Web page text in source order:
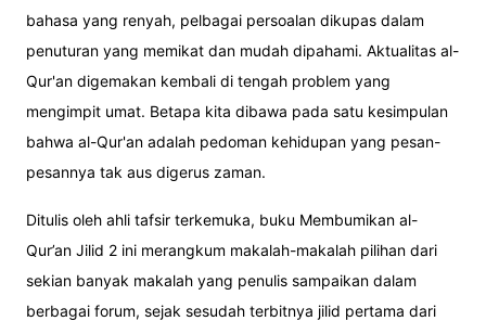
bahasa yang renyah, pelbagai persoalan dikupas dalam
penuturan yang memikat dan mudah dipahami. Aktualitas al-
Qur'an digemakan kembali di tengah problem yang
mengimpit umat. Betapa kita dibawa pada satu kesimpulan
bahwa al-Qur'an adalah pedoman kehidupan yang pesan-
pesannya tak aus digerus zaman.
Ditulis oleh ahli tafsir terkemuka, buku Membumikan al-
Qur’an Jilid 2 ini merangkum makalah-makalah pilihan dari
sekian banyak makalah yang penulis sampaikan dalam
berbagai forum, sejak sesudah terbitnya jilid pertama dari